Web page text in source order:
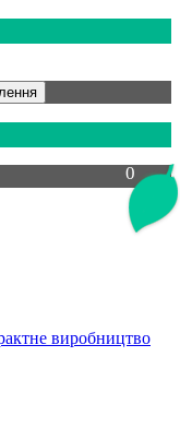
0
виробництво